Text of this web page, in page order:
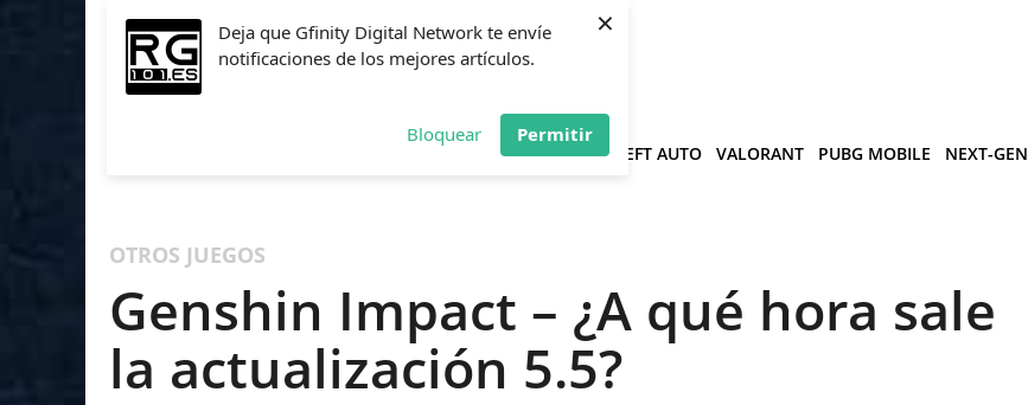
Deja que Gfinity Digital Network te envíe
notificaciones de los mejores artículos.
Bloquear Permitir
×
FORTNITE PES GRAND THEFT AUTO VALORANT PUBG MOBILE NEXT-GEN
OTROS JUEGOS
Genshin Impact – ¿A qué hora sale
la actualización 5.5?